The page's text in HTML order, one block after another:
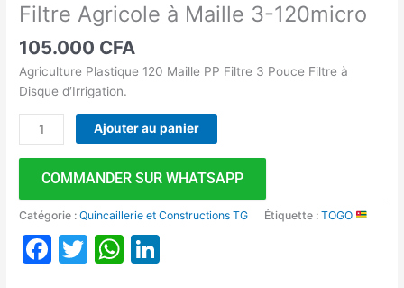
Filtre Agricole à Maille 3-120micro
105.000 CFA
Agriculture Plastique 120 Maille PP Filtre 3 Pouce Filtre à
Disque d′Irrigation.
Ajouter au panier
COMMANDER SUR WHATSAPP
Catégorie :Quincaillerie et Constructions TG Étiquette :TOGO
Facebook
TwitterWhatsApp